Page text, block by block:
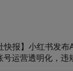
梁文
现已